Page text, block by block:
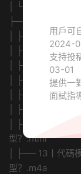
│ └── 答疑：有
├── 03丨實戰篇
│ ├── 11丨DDD
│ ├── 11丨DDD
│ ├── 11丨DDD
│ ├── 12丨領域
│ ├── 12丨領域
│ ├── 12丨領域
│ ├── 13丨代碼
型？.html
│ ├── 13丨代碼
型？.m4a
用戶可
2024-
支持投
03-01
提供一
面試指